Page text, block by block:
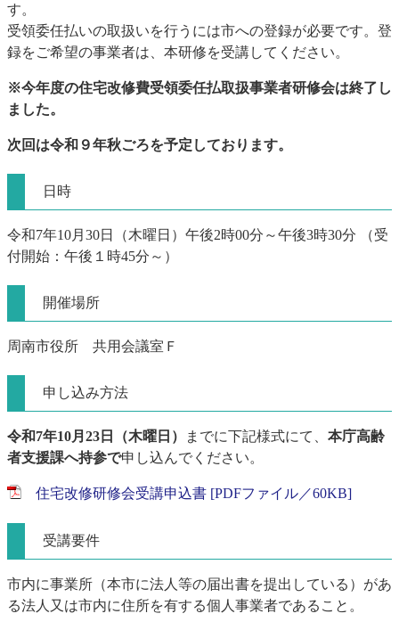
す。
受領委任払いの取扱いを行うには市への登録が必要です。登
録をご希望の事業者は、本研修を受講してください。
※今年度の住宅改修費受領委任払取扱事業者研修会は終了し
ました。
次回は令和９年秋ごろを予定しております。
日時
令和7年10月30日（木曜日）午後2時00分～午後3時30分 （受
付開始：午後１時45分～）
開催場所
周南市役所 共用会議室Ｆ
申し込み方法
令和7年10月23日（木曜日） までに下記様式にて、 本庁高齢
者支援課へ持参で申し込んでください。
住宅改修研修会受講申込書 [PDFファイル／60KB]
受講要件
市内に事業所（本市に法人等の届出書を提出している）があ
る法人又は市内に住所を有する個人事業者であること。